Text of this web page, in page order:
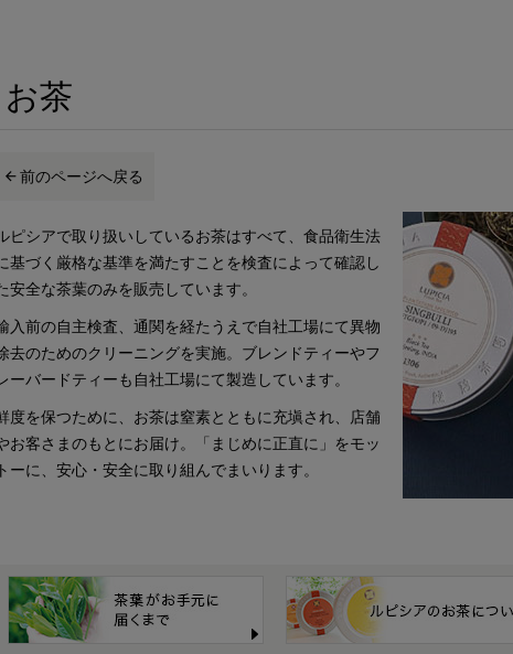
お茶
前のページへ戻る
ピシアで取り扱いしているお茶はすべて、食品衛生法
基づく厳格な基準を満たすことを検査によって確認し
安全な茶葉のみを販売しています。
入前の自主検査、通関を経たうえで自社工場にて異物
去のためのクリーニングを実施。ブレンドティーやフ
ーバードティーも自社工場にて製造しています。
度を保つために、お茶は窒素とともに充塡され、店舗
お客さまのもとにお届け。「まじめに正直に」をモッ
トーに、安心・安全に取り組んでまいります。